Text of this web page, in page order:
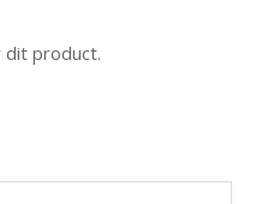
dit product.